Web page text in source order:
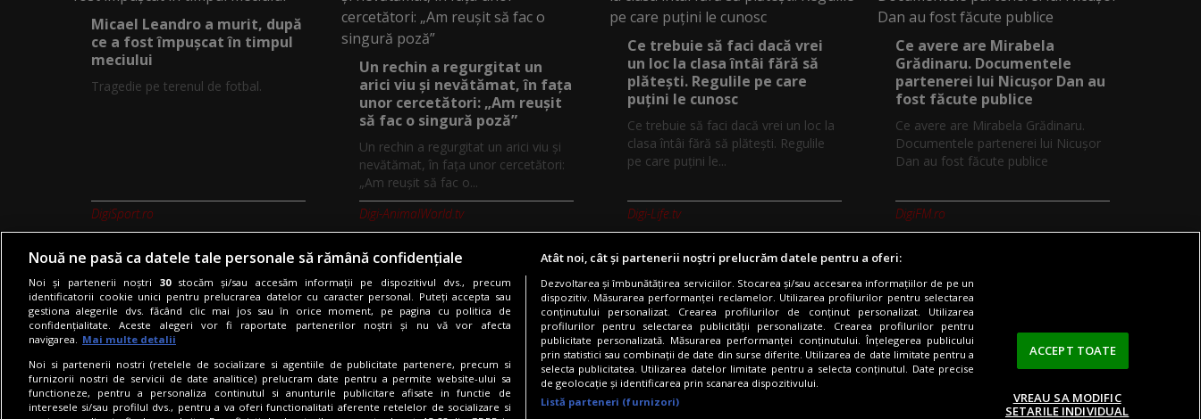
Micael Leandro a murit, după
ce a fost împușcat în timpul
meciului
Tragedie pe terenul de fotbal.
DigiSport.ro
Un rechin a regurgitat un
arici viu și nevătămat, în fața
unor cercetători: „Am reușit
să fac o singură poză”
Un rechin a regurgitat un arici viu și
nevătămat, în fața unor cercetători:
„Am reușit să fac o...
Digi-AnimalWorld.tv
Ce trebuie să faci dacă vrei
un loc la clasa întâi fără să
plătești. Regulile pe care
puțini le cunosc
Ce trebuie să faci dacă vrei un loc la
clasa întâi fără să plătești. Regulile
pe care puțini le...
Digi-Life.tv
Ce avere are Mirabela
Grădinaru. Documentele
partenerei lui Nicușor Dan au
fost făcute publice
Ce avere are Mirabela Grădinaru.
Documentele partenerei lui Nicușor
Dan au fost făcute publice
DigiFM.ro
Copyright © 2026 / DIGI ROMANIA S.A.
Termeni si conditii Politica de confidentialitate Gestionați preferințele Comunicate de presă Abonare Digi TV Contact/Info Codul etic
Urmărește-ne și pe:
Nouă ne pasă ca datele tale personale să rămână confidențiale
Noi și partenerii noștri 30stocăm și/sau accesăm informații pe dispozitivul dvs., precum
identificatorii cookie unici pentru prelucrarea datelor cu caracter personal. Puteți accepta sau
gestiona alegerile dvs. făcând clic mai jos sau în orice moment, pe pagina cu politica de
confidențialitate. Aceste alegeri vor fi raportate partenerilor noștri și nu vă vor afecta
navigarea. Mai multe detalii
Noi si partenerii nostri (retelele de socializare si agentiile de publicitate partenere, precum si
furnizorii nostri de servicii de date analitice) prelucram date pentru a permite website-ului sa
functioneze, pentru a personaliza continutul si anunturile publicitare afisate in functie de
interesele si/sau profilul dvs., pentru a va oferi functionalitati aferente retelelor de socializare si
Atât noi, cât și partenerii noștri prelucrăm datele pentru a oferi:
Dezvoltarea și îmbunătățirea serviciilor. Stocarea și/sau accesarea informațiilor de pe un
dispozitiv. Măsurarea performanței reclamelor. Utilizarea profilurilor pentru selectarea
conținutului personalizat. Crearea profilurilor de conținut personalizat. Utilizarea
profilurilor pentru selectarea publicității personalizate. Crearea profilurilor pentru
publicitate personalizată. Măsurarea performanței conținutului. Înțelegerea publicului
prin statistici sau combinații de date din surse diferite. Utilizarea de date limitate pentru a
selecta publicitatea. Utilizarea datelor limitate pentru a selecta conținutul. Date precise
de geolocație și identificarea prin scanarea dispozitivului.
Listă parteneri (furnizori)
ACCEPT TOATE
VREAU SA MODIFIC
SETARILE INDIVIDUAL